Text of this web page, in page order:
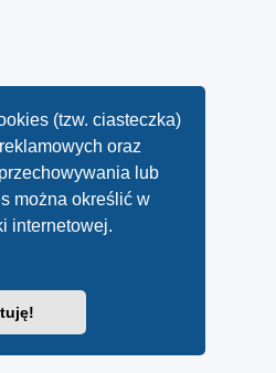
(tzw. ciasteczka)
oraz
lub
można określić w
internetowej.